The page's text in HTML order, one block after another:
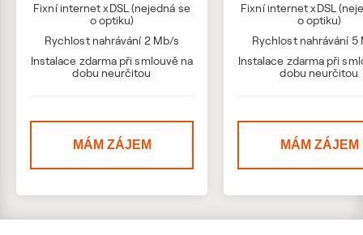
Fixní internet xDSL (nejedná se
o optiku)
Rychlost nahrávání 2 Mb/s
Instalace zdarma při smlouvě na
dobu neurčitou
MÁM ZÁJEM
Fixní internet xDSL
o optiku)
Rychlost nahrávání 5
Instalace zdarma při
dobu neurčitou
MÁM ZÁJEM